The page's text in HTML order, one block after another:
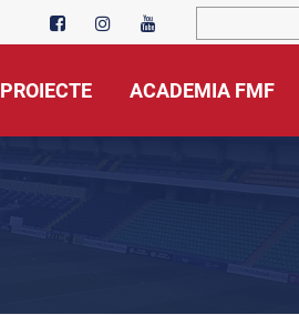
PROIECTE ACADEMIA FMF